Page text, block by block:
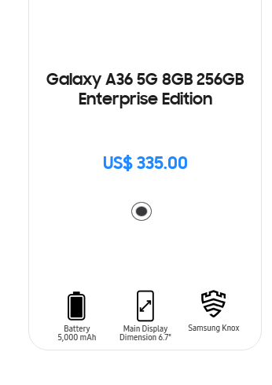
Galaxy A36 5G 8GB 256GB
Enterprise Edition
US$ 335.00